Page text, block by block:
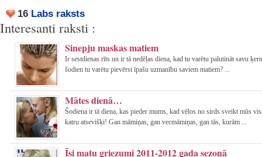
16 Labs raksts
Interesanti raksti :
Sinepju maskas matiem
Ir sestdienas rīts un ir tā nedēļas diena, kad tu varētu palutināt savu
šodien tu varētu pievērst īpašu uzmanību saviem matiem? ...
Mātes dienā…
Šodiena ir tā diena, kas pieder mums, kad vēlos no sirds sveikt mūs
katru atsevišķi! Gan māmiņas, gan vecmāmiņas, gan tās, kurām ...
Īsi matu griezumi 2011-2012 gada sezonā